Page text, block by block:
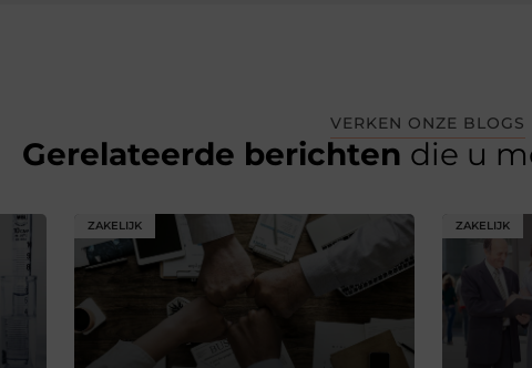
VERKEN ONZE BLOGS
Gerelateerde berichten die u
ZAKELIJK ZAKELIJK